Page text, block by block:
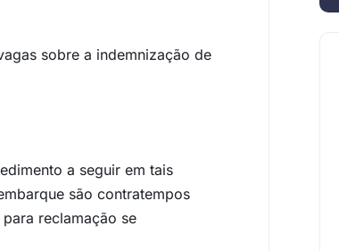
sobre a indemnização de
a seguir em tais
são contratempos
reclamação se